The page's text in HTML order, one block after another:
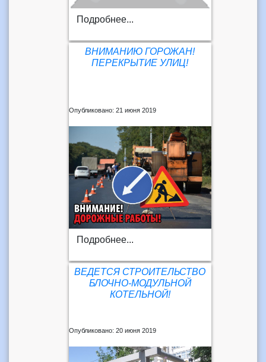
Подробнее...
ВНИМАНИЮ ГОРОЖАН!
ПЕРЕКРЫТИЕ УЛИЦ!
Опубликовано: 21 июня 2019
Подробнее...
ВЕДЕТСЯ СТРОИТЕЛЬСТВО
БЛОЧНО-МОДУЛЬНОЙ
КОТЕЛЬНОЙ!
Опубликовано: 20 июня 2019